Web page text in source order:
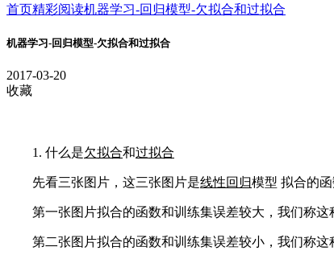
首页精彩阅读机器学习-回归模型-欠拟合和过拟合
机器学习-回归模型-欠拟合和过拟合
2017-03-20
收藏
1. 什么是欠拟合和过拟合
先看三张图片，这三张图片是线性回归模型 拟合的
第一张图片拟合的函数和训练集误差较大，我们称这
第二张图片拟合的函数和训练集误差较小，我们称这